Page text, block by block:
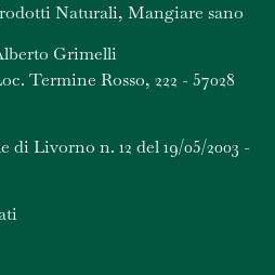
Naturali, Mangiare sano
Grimelli
Termine Rosso, 222 - 57028
Livorno n. 12 del 19/05/2003 -